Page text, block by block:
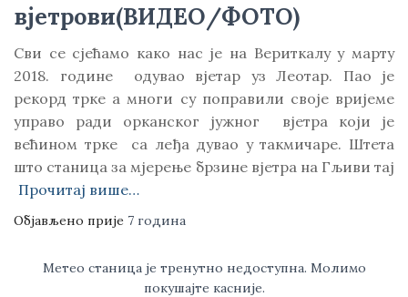
вјетрови(ВИДЕО/ФОТО)
Сви се сјећамо како нас је на Вериткалу у марту
2018. године одувао вјетар уз Леотар. Пао је
рекорд трке а многи су поправили своје вријеме
управо ради орканског јужног вјетра који је
већином трке са леђа дувао у такмичаре. Штета
што станица за мјерење брзине вјетра на Гљиви тај
Прочитај више…
Објављено прије 7 година
Метео станица је тренутно недоступна. Молимо
покушајте касније.